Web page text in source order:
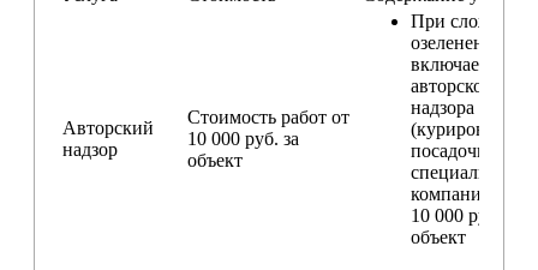
Авторский
надзор
Стоимость работ от
10 000 руб. за
объект
При сложном
озеленении
включаем
авторского
надзора
(курирование
посадочных
специалистом
компании) —
10 000 руб. за
объект